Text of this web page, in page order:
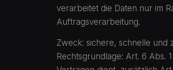
verarbeitet die Daten nur im
Auftragsverarbeitung.
Zweck: sichere, schnelle und
Rechtsgrundlage: Art. 6 Abs.